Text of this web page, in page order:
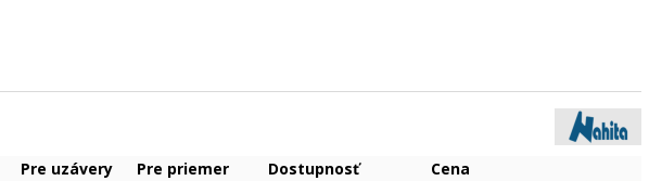
Pre uzávery Pre priemer Dostupnosť Cena